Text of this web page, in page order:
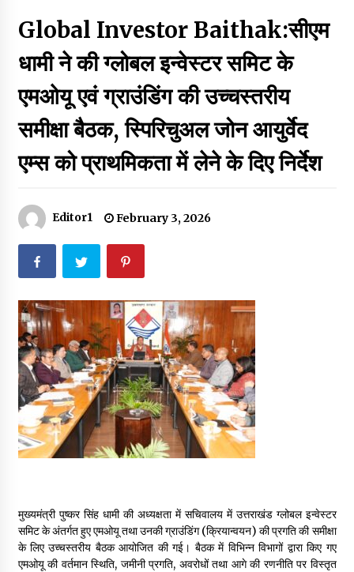
September 7, 2023
Thought Of The Day 6 September
September 6, 2023
Thought Of The Day 18 May
May 17, 2022
Thought Of The Day 16 May
May 16, 2022
Thought Of The Day 14 May
May 14, 2022
Thought Of The Day 13 May
Thought Of The Day 12 May
May 12, 2022
Global Investor Baithak:सीएम
धामी ने की ग्लोबल इन्वेस्टर समिट के
एमओयू एवं ग्राउंडिंग की उच्चस्तरीय
समीक्षा बैठक, स्पिरिचुअल जोन आयुर्वेद
एम्स को प्राथमिकता में लेने के दिए निर्देश
Editor1 February 3, 2026
मुख्यमंत्री पुष्कर सिंह धामी की अध्यक्षता में सचिवालय में उत्तराखंड ग्लोबल इन्वेस्टर
समिट के अंतर्गत हुए एमओयू तथा उनकी ग्राउंडिंग (क्रियान्वयन) की प्रगति की समीक्षा
के लिए उच्चस्तरीय बैठक आयोजित की गई। बैठक में विभिन्न विभागों द्वारा किए गए
एमओयू की वर्तमान स्थिति, जमीनी प्रगति, अवरोधों तथा आगे की रणनीति पर विस्तृत